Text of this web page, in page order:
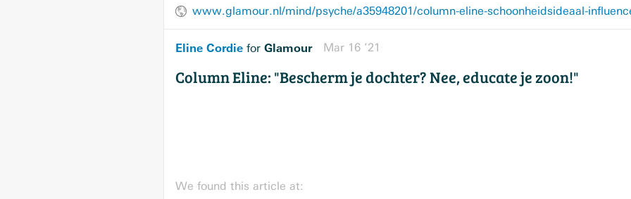
www.glamour.nl/mind/psyche/a35948201/column-eline-schoonheidsideaal-
Eline Cordie for Glamour Mar 16 ’21
Column Eline: "Bescherm je dochter? Nee, educate je zoon!"
We found this article at: